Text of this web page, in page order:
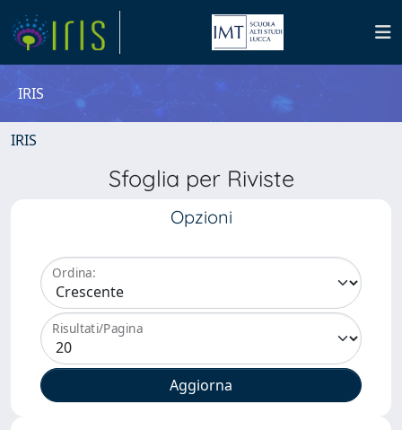
IRIS
IRIS
Sfoglia per Riviste
Opzioni
Ordina:
Risultati/Pagina